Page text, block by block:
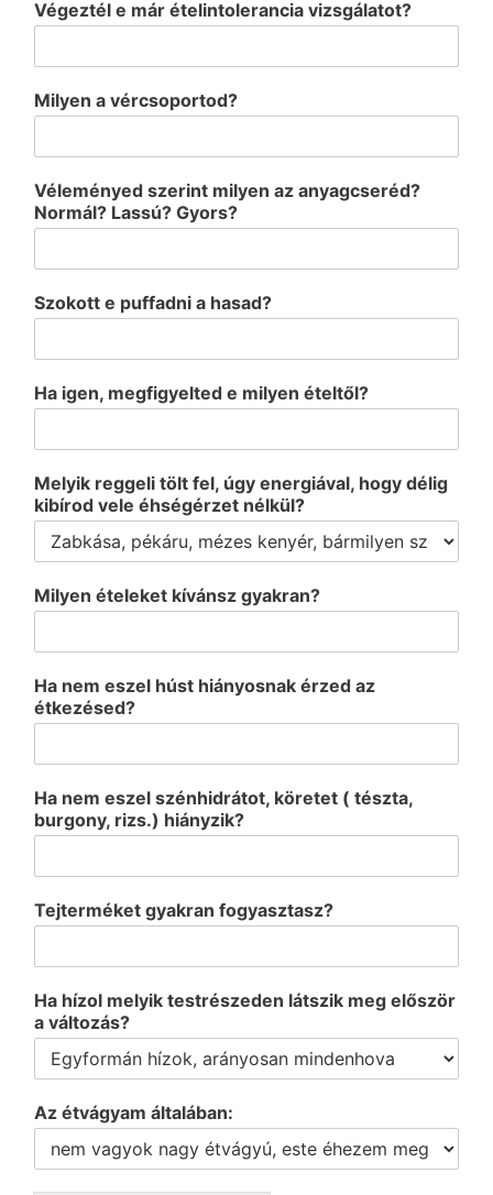
Végeztél e már ételintolerancia vizsgálatot?
Milyen a vércsoportod?
Véleményed szerint milyen az anyagcseréd?
Normál? Lassú? Gyors?
Szokott e puffadni a hasad?
Ha igen, megfigyelted e milyen ételtől?
Melyik reggeli tölt fel, úgy energiával, hogy délig
kibírod vele éhségérzet nélkül?
Milyen ételeket kívánsz gyakran?
Ha nem eszel húst hiányosnak érzed az
étkezésed?
Ha nem eszel szénhidrátot, köretet ( tészta,
burgony, rizs.) hiányzik?
Tejterméket gyakran fogyasztasz?
Ha hízol melyik testrészeden látszik meg először
a változás?
Az étvágyam általában: